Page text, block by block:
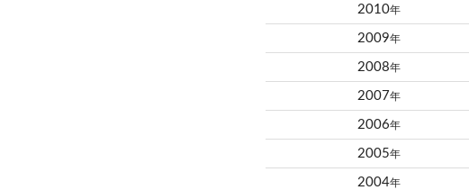
2010年
2009年
2008年
2007年
2006年
2005年
2004年